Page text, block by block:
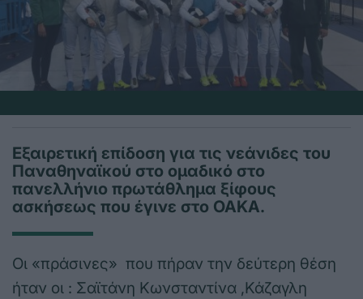
Εξαιρετική επίδοση για τις νεάνιδες του
Παναθηναϊκού στο ομαδικό στο
πανελλήνιο πρωτάθλημα ξίφους
ασκήσεως που έγινε στο ΟΑΚΑ.
Οι «πράσινες» που πήραν την δεύτερη θέση
ήταν οι : Σαϊτάνη Κωνσταντίνα ,Κάζαγλη